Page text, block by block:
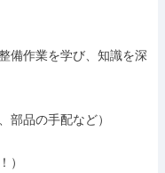
備作業を学び、知識を深
部品の手配など）
）